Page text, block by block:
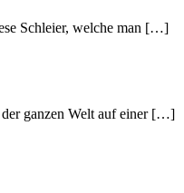
Schleier, welche man […]
der ganzen Welt auf einer […]